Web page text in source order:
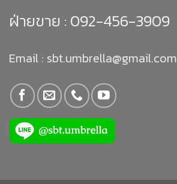
ฝ่ายขาย : 092-456-3909
Email : sbt.umbrella@gmail.com